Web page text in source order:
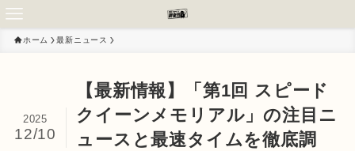
ホーム 最新ニュース
【最新情報】「第1回 スピード
クイーンメモリアル」の注目ニ
ュースと最速タイムを徹底調
2025
12/10